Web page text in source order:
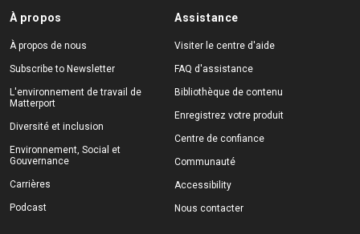
À propos
À propos de nous
Subscribe to Newsletter
L'environnement de travail de
Matterport
Diversité et inclusion
Environnement, Social et
Gouvernance
Carrières
Podcast
Assistance
Visiter le centre d'aide
FAQ d'assistance
Bibliothèque de contenu
Enregistrez votre produit
Centre de confiance
Communauté
Accessibility
Nous contacter